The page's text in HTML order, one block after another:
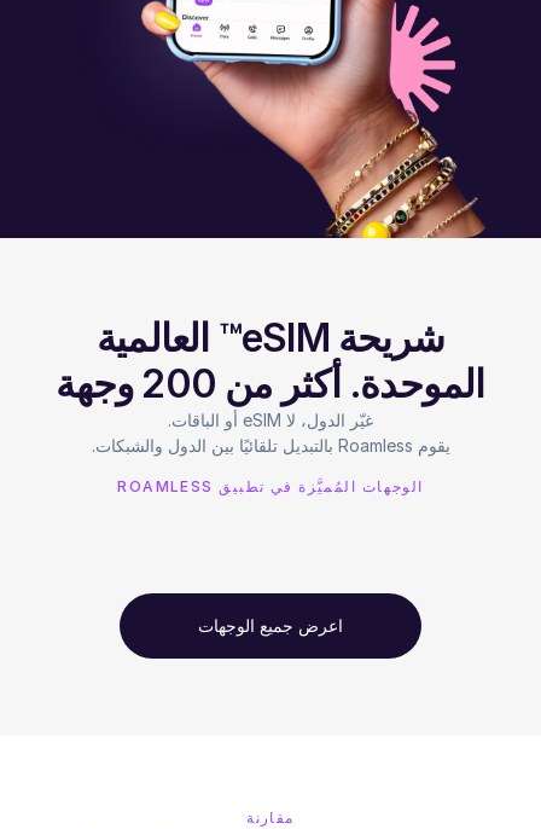
شريحة eSIM™ العالمية
الموحدة. أكثر من 200 وجهة
يقوم Roamless بالتبديل تلقائيًا بين الدول والشبكات.
الوجهات المُميَّزة في تطبيق ROAMLESS
اعرض جميع الوجهات
مقارنة